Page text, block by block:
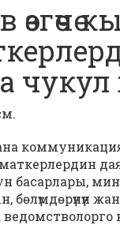
басарлары,